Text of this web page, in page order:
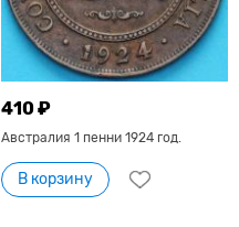
410 ₽
Австралия 1 пенни 1924 год.
В корзину